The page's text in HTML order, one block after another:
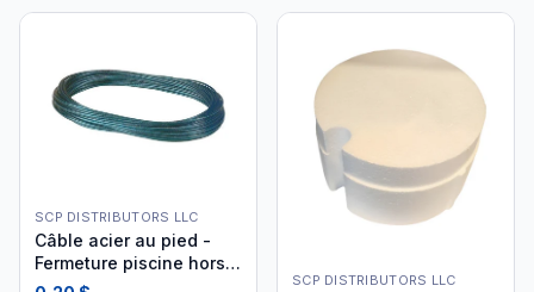
SCP DISTRIBUTORS LLC
Câble acier au pied -
Fermeture piscine hors-
terre
SCP DISTRIBUTORS LLC